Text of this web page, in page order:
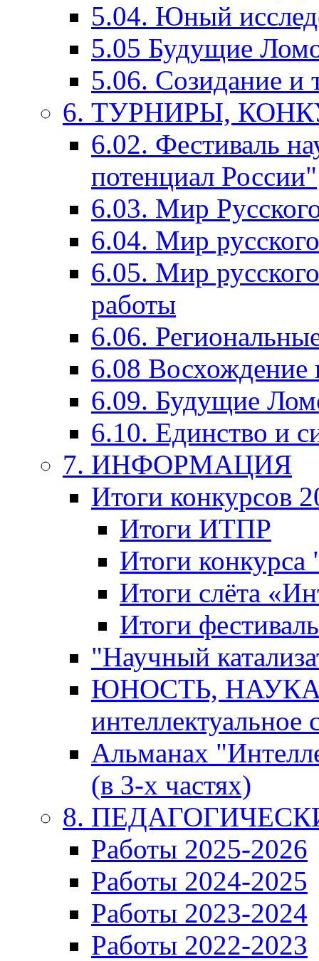
5.04. Юный
5.05 Будущие
5.06. Созидание и
6. ТУРНИРЫ,
6.02. Фестиваль
потенциал России"
6.03. Мир
6.04. Мир
6.05. Мир
работы
6.06.
6.08 Восхождение
6.09. Будущие
6.10. Единство и
7. ИНФОРМАЦИЯ
Итоги конкурсов
Итоги ИТПР
Итоги
Итоги слёта
Итоги
"Научный
ЮНОСТЬ,
интеллектуальное
Альманах
(в 3-х частях)
8.
Работы 2025-2026
Работы 2024-2025
Работы 2023-2024
Работы 2022-2023